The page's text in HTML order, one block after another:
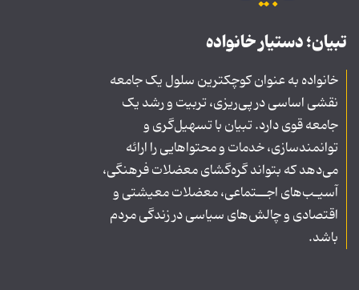
تبیان؛ دستیار خانواده
خانواده به عنوان کوچکترین سلول یک جامعه
نقشی اساسی در پی‌ریزی، تربیت و رشد یک
جامعه قوی دارد. تبیان با تسهیل‌گری و
توانمندسازی، خدمات و محتواهایی را ارائه
می‌دهد که بتواند گره‌گشای معضلات فرهنگی،
آسیـب‌های اجــتماعی، معضلات معیشتی و
اقتصادی و چالش‌های سیاسی در زندگی مردم
باشد.